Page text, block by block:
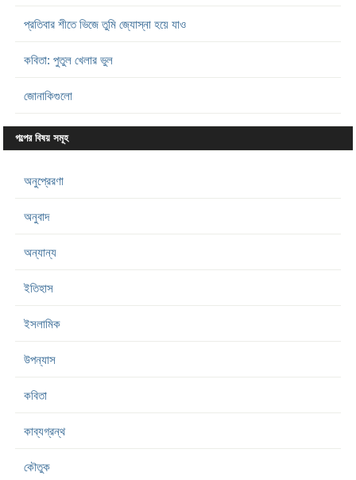
প্রতিবার শীতে ভিজে তুমি জ্যোস্না হয়ে যাও
কবিতা: পুতুল খেলার ভুল
জোনাকিগুলো
গল্পের বিষয় সমূহ
অনুপ্রেরণা
অনুবাদ
অন্যান্য
ইতিহাস
ইসলামিক
উপন্যাস
কবিতা
কাব্যগ্রন্থ
কৌতুক